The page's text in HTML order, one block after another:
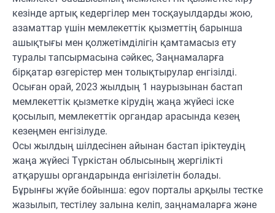
кезінде артық кедергілер мен тосқауылдарды жою,
азаматтар үшін мемлекеттік қызметтің барынша
ашықтығы мен қолжетімділігін қамтамасыз ету
туралы тапсырмасына сәйкес, Заңнамаларға
бірқатар өзгерістер мен толықтырулар енгізілді.
Осыған орай, 2023 жылдың 1 наурызынан бастап
мемлекеттік қызметке кірудің жаңа жүйесі іске
қосылып, мемлекеттік органдар арасында кезең
кезеңмен енгізілуде.
Осы жылдың шілдесінен айынан бастап іріктеудің
жаңа жүйесі Түркістан облысының жергілікті
атқарушы органдарында енгізілетін болады.
Бұрынғы жүйе бойынша: еgov порталы арқылы тестке
жазылып, тестілеу залына келіп, заңнамаларға және